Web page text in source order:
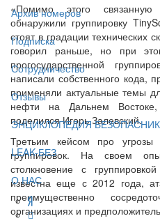
Архив номеров
Подписка
Сотрудничество
Отзывы
ЭНЦИКЛОПЕДИЯ
LEAK-БЕЗ
О НАС
«Помимо этого
обнаружили группировку
стоят в градации технических
говорил раньше, но при
прогосударственной
написали собственного
применяли актуальные темы
нефти на Дальнем
поделился Игорь Залевский.
Третьим кейсом про
группировок. На своем
столкновение с
известна еще с 2012 года,
преимущественно
организациях и